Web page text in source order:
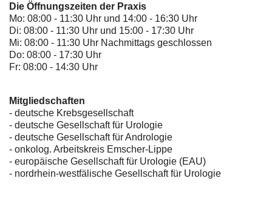
Die Öffnungszeiten der Praxis
Mo: 08:00 - 11:30 Uhr und 14:00 - 16:30 Uhr
Di: 08:00 - 11:30 Uhr und 15:00 - 17:30 Uhr
Mi: 08:00 - 11:30 Uhr Nachmittags geschlossen
Do: 08:00 - 17:30 Uhr
Fr: 08:00 - 14:30 Uhr
Mitgliedschaften
- deutsche Krebsgesellschaft
- deutsche Gesellschaft für Urologie
- deutsche Gesellschaft für Andrologie
- onkolog. Arbeitskreis Emscher-Lippe
- europäische Gesellschaft für Urologie (EAU)
- nordrhein-westfälische Gesellschaft für Urologie